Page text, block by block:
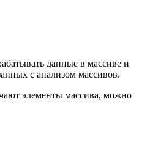
данные в массиве и
с анализом массивов.
элементы массива, можно